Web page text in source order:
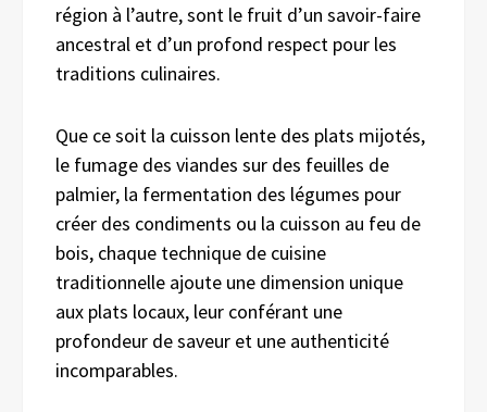
région à l’autre, sont le fruit d’un savoir-faire
ancestral et d’un profond respect pour les
traditions culinaires.
Que ce soit la cuisson lente des plats mijotés,
le fumage des viandes sur des feuilles de
palmier, la fermentation des légumes pour
créer des condiments ou la cuisson au feu de
bois, chaque technique de cuisine
traditionnelle ajoute une dimension unique
aux plats locaux, leur conférant une
profondeur de saveur et une authenticité
incomparables.